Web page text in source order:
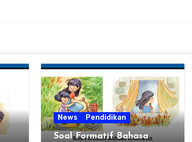
News Pendidikan
Soal Formatif Bahasa